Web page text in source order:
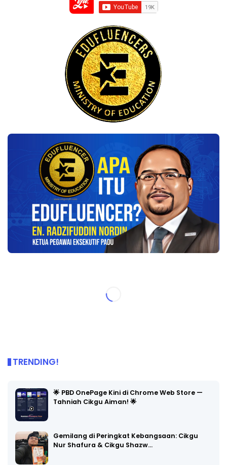
TRENDING!
🌟 PBD OnePage Kini di Chrome Web Store —
Tahniah Cikgu Aiman! 🌟
Gemilang di Peringkat Kebangsaan: Cikgu
Nur Shafura & Cikgu Shazw…